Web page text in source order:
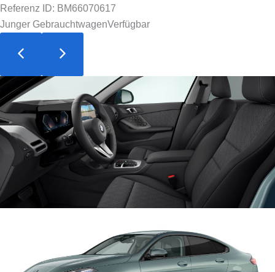
Referenz ID: BM66070617
Junger GebrauchtwagenVerfügbar